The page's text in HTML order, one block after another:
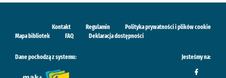
Kontakt Regulamin
Polityka prywatności i plików cookie
Mapa bibliotek
FAQ Deklaracja dostępności
Dane pochodzą z systemu: Jesteśmy na: